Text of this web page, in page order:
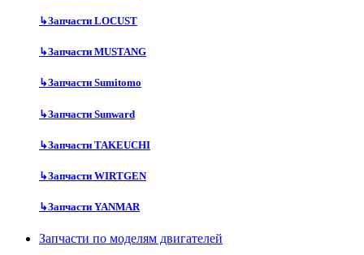
↳Запчасти LOCUST
↳Запчасти MUSTANG
↳Запчасти Sumitomo
↳Запчасти Sunward
↳Запчасти TAKEUCHI
↳Запчасти WIRTGEN
↳Запчасти YANMAR
Запчасти по моделям двигателей